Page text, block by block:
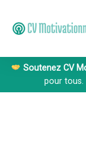
Soutenez CV
pour tous.